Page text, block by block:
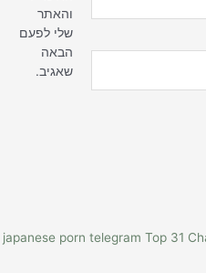
והאתר
שלי לפעם
הבאה
שאגיב.
japanese porn telegram Top 31